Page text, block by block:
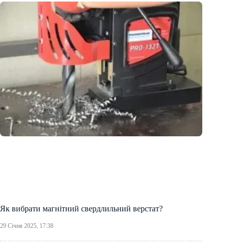
Як вибрати магнітний свердлильний верстат?
29 Січня 2025, 17:38